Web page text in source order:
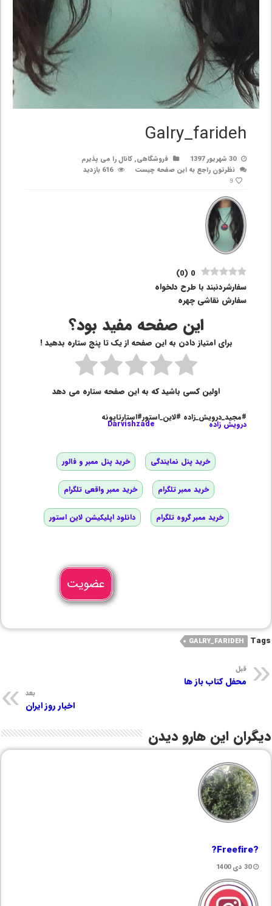
Galry_farideh
30 شهریور 1397 فروشگاهی,کانال را می پذیرم
نظرتون راجع به این صفحه چیست
616 بازدید
9
0
(
0
)
سفارشردنبند با طرح دلخواه
سفارش نقاشی چهره
این صفحه مفید بود؟
برای امتیاز دادن به این صفحه از یک تا پنج ستاره بدهید !
اولین کسی باشید که به این صفحه ستاره می دهد
#مجید_درویش_زاده #لاین_استور#استارتاپونه
درویش زاده Darvishzade
خرید پنل نمایندگی خرید پنل ممبر و فالور
خرید ممبر تلگرام خرید ممبر واقعی تلگرام
خرید ممبر گروه تلگرام دانلود اپلیکیشن لاین استور
عضویت
Tags
GALRY_FARIDEH
قبل
محفل کتاب باز ها
بعد
اخبار روز ایران
دیگران این هارو دیدن
?Freefire?
30 دی 1400